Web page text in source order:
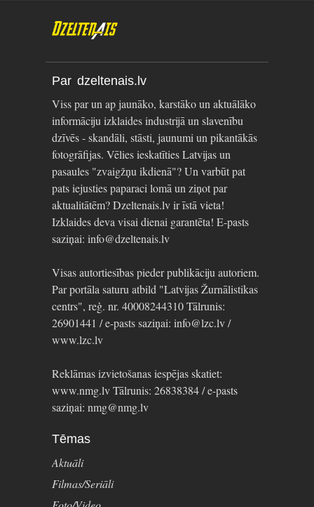
Par dzeltenais.lv
Viss par un ap jaunāko, karstāko un aktuālāko
informāciju izklaides industrijā un slavenību
dzīvēs - skandāli, stāsti, jaunumi un pikantākās
fotogrāfijas. Vēlies ieskatīties Latvijas un
pasaules "zvaigžņu ikdienā"? Un varbūt pat
pats iejusties paparaci lomā un ziņot par
aktualitātēm? Dzeltenais.lv ir īstā vieta!
Izklaides deva visai dienai garantēta! E-pasts
saziņai: info@dzeltenais.lv
Visas autortiesības pieder publikāciju autoriem.
Par portāla saturu atbild "Latvijas Žurnālistikas
centrs", reģ. nr. 40008244310 Tālrunis:
26901441 / e-pasts saziņai: info@lzc.lv /
www.lzc.lv
Reklāmas izvietošanas iespējas skatiet:
www.nmg.lv Tālrunis: 26838384 / e-pasts
saziņai: nmg@nmg.lv
Tēmas
Aktuāli
Filmas/Seriāli